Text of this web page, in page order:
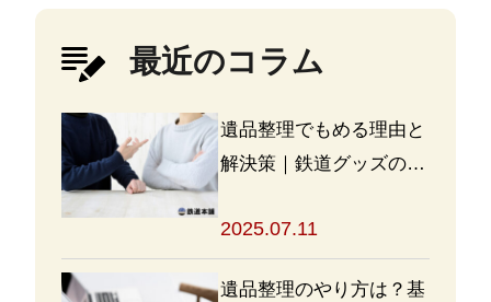
最近のコラム
遺品整理でもめる理由と
解決策｜鉄道グッズの整
2025.07.11
遺品整理のやり方は？基